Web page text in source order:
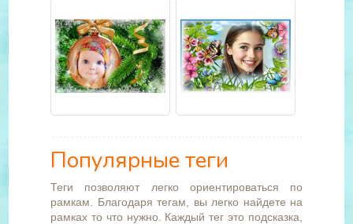
Популярные теги
Теги позволяют легко ориентироваться по
рамкам. Благодаря тегам, вы легко найдете на
рамках то что нужно. Каждый тег это подсказка,